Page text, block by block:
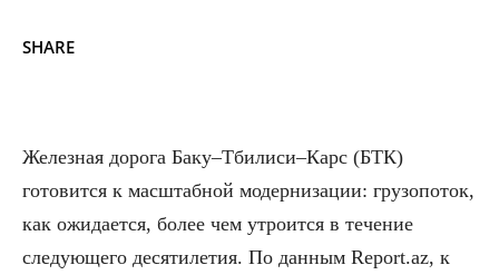
SHARE
Железная дорога Баку–Тбилиси–Карс (БТК)
готовится к масштабной модернизации: грузопоток,
как ожидается, более чем утроится в течение
следующего десятилетия. По данным Report.az, к